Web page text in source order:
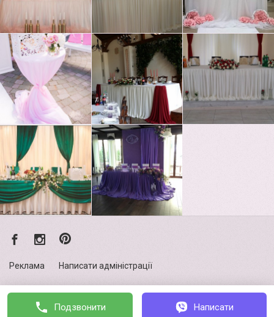
Подзвонити Написати
Реклама Написати адміністрації